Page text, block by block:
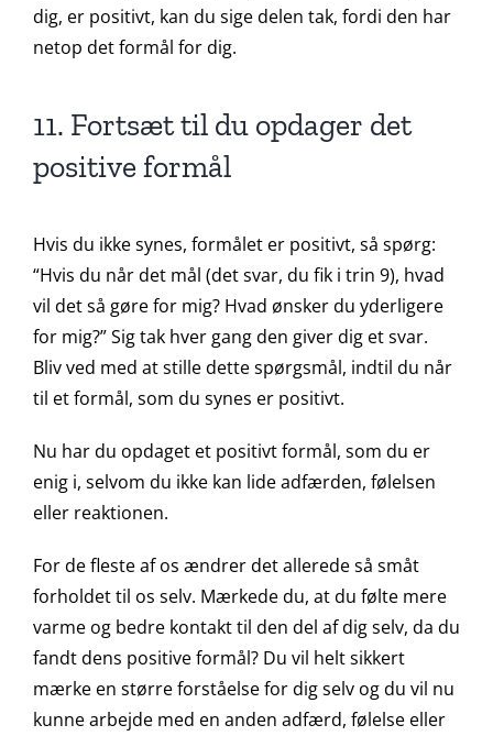
dig, er positivt, kan du sige delen tak, fordi den har
netop det formål for dig.
11. Fortsæt til du opdager det
positive formål
Hvis du ikke synes, formålet er positivt, så spørg:
“Hvis du når det mål (det svar, du fik i trin 9), hvad
vil det så gøre for mig? Hvad ønsker du yderligere
for mig?” Sig tak hver gang den giver dig et svar.
Bliv ved med at stille dette spørgsmål, indtil du når
til et formål, som du synes er positivt.
Nu har du opdaget et positivt formål, som du er
enig i, selvom du ikke kan lide adfærden, følelsen
eller reaktionen.
For de fleste af os ændrer det allerede så småt
forholdet til os selv. Mærkede du, at du følte mere
varme og bedre kontakt til den del af dig selv, da du
fandt dens positive formål? Du vil helt sikkert
mærke en større forståelse for dig selv og du vil nu
kunne arbejde med en anden adfærd, følelse eller